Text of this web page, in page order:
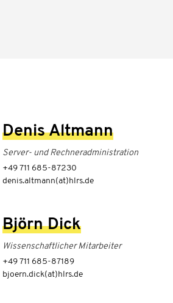
Denis Altmann
Server- und Rechneradministration
+49 711 685-87230
denis.altmann(at)hlrs.de
Björn Dick
Wissenschaftlicher Mitarbeiter
+49 711 685-87189
bjoern.dick(at)hlrs.de